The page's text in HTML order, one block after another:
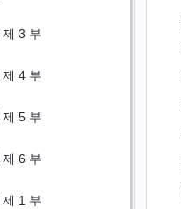
제 3 부
제 4 부
제 5 부
제 6 부
제 1 부